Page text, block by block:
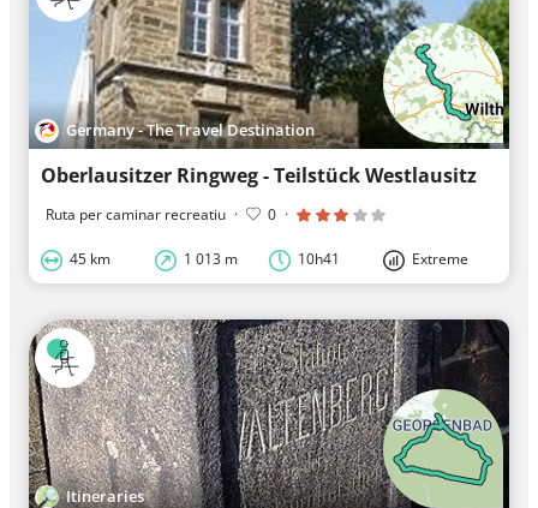
Germany - The Travel Destination
Oberlausitzer Ringweg - Teilstück Westlausitz
Ruta per caminar recreatiu · 0 ·
45 km 1 013 m 10h41 Extreme
Itineraries